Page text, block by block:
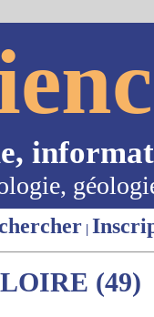
|
(49)